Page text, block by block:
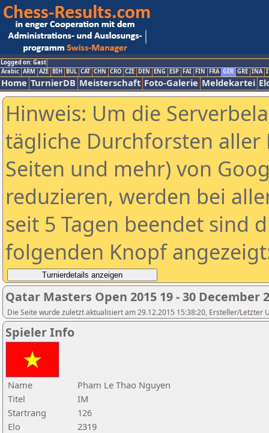
Logged on: Gast
Arabic ARM AZE BIH BUL CAT CHN CRO CZE DEN ENG ESP FAI FIN FRA GER GRE INA
Home TurnierDB Meisterschaft Foto-Galerie Meldekartei
Hinweis: Um die
tägliche Durchforsten aller
Seiten und mehr) von
reduzieren, werden bei
seit 5 Tagen beendet sind
folgenden Knopf
Qatar Masters Open 2015 19 - 30 December
Die Seite wurde zuletzt aktualisiert am 29.12.2015 15:38:20, Ersteller/Letzter
Spieler Info
Name
Pham Le Thao Nguyen
Titel
IM
Startrang
126
Elo
2319